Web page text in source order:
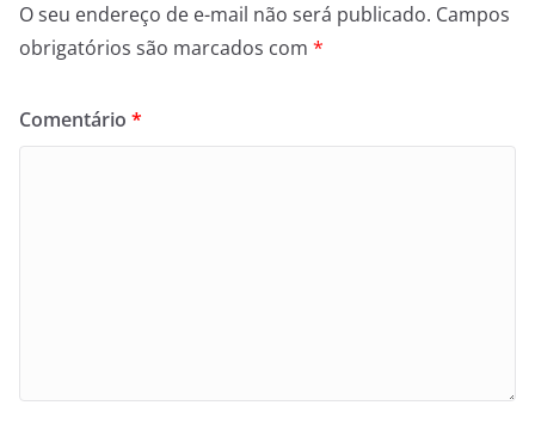
O seu endereço de e-mail não será publicado. Campos
obrigatórios são marcados com *
Comentário *